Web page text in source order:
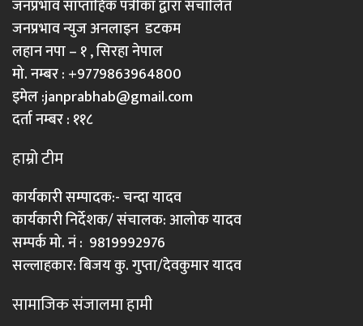
जनप्रभाव साप्ताहिक पत्रीका द्वारा संचालित
जनप्रभाव न्युज अनलाइन डटकम
लहान नपा – १ , सिरहा नेपाल
मो. नम्बर : +9779863964800
इमेल :janprabhab@gmail.com
दर्ता नम्बर : ११८
हाम्रो टीम
कार्यकारी सम्पादक:- चन्दा यादव
कार्यकारी निर्देशक/ संचालक: आलोक यादव
सम्पर्क मो. नं : 9819992976
सल्लाहकार: बिजय कु. गुप्ता/देवकुमार यादव
सामाजिक संजालमा हामी